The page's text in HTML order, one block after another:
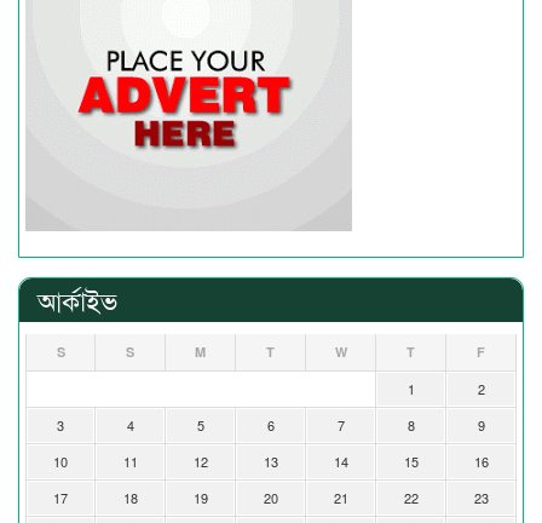
আর্কাইভ
S S M T W T F
1
2
3
4 5 6 7 8
9
10
11 12 13 14 15
16
17
18 19 20 21 22
23